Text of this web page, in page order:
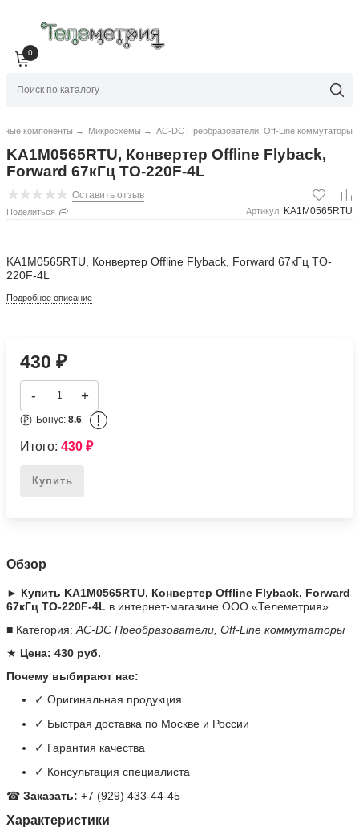
0
компоненты → Микросхемы → AC-DC Преобразователи, Off-Line коммутаторы
KA1M0565RTU, Конвертер Offline Flyback,
Forward 67кГц TO-220F-4L
Оставить отзыв
Поделиться Артикул: KA1M0565RTU
KA1M0565RTU, Конвертер Offline Flyback, Forward 67кГц TO-
220F-4L
Подробное описание
430₽
- +
Бонус:8.6 !
Итого:430₽
Купить
Обзор
► Купить KA1M0565RTU, Конвертер Offline Flyback, Forward
67кГц TO-220F-4L в интернет-магазине ООО «Телеметрия».
■ Категория:AC-DC Преобразователи, Off-Line коммутаторы
★ Цена: 430 руб.
Почему выбирают нас:
✓ Оригинальная продукция
✓ Быстрая доставка по Москве и России
✓ Гарантия качества
✓ Консультация специалиста
☎Заказать: +7 (929) 433-44-45
Характеристики